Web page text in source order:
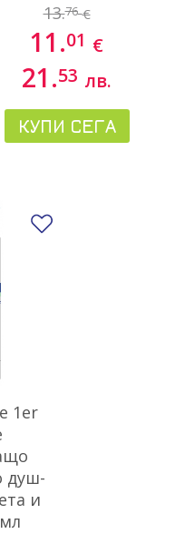
13.76 €
11.01 €
21.53 лв.
КУПИ СЕГА
1er
душ-
и